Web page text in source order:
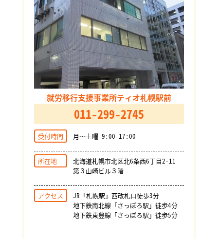
就労移行支援事業所ティオ札幌駅前
011-299-2745
受付時間 月～土曜 9:00-17:00
所在地
北海道札幌市北区北6条西6丁目2-11
第３山崎ビル３階
アクセス
JR「札幌駅」西改札口徒歩3分
地下鉄南北線「さっぽろ駅」徒歩4分
地下鉄東豊線「さっぽろ駅」徒歩5分